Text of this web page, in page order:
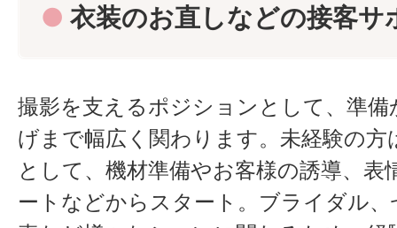
● 衣装のお直しなどの接客サ
撮影を支えるポジションとして、準備
げまで幅広く関わります。未経験の
として、機材準備やお客様の誘導、表
ートなどからスタート。ブライダル、